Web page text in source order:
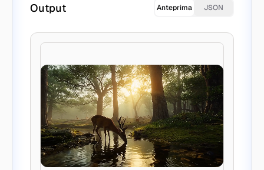
Output Anteprima JSON